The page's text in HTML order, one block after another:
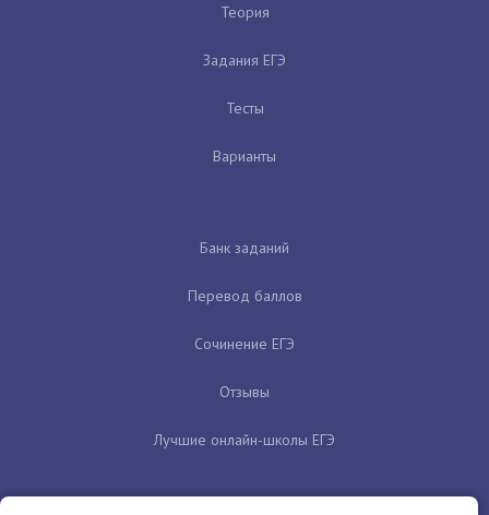
Теория
Задания ЕГЭ
Тесты
Варианты
Банк заданий
Перевод баллов
Сочинение ЕГЭ
Отзывы
Лучшие онлайн-школы ЕГЭ